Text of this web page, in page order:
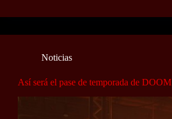
Noticias
Así será el pase de temporada de DOOM